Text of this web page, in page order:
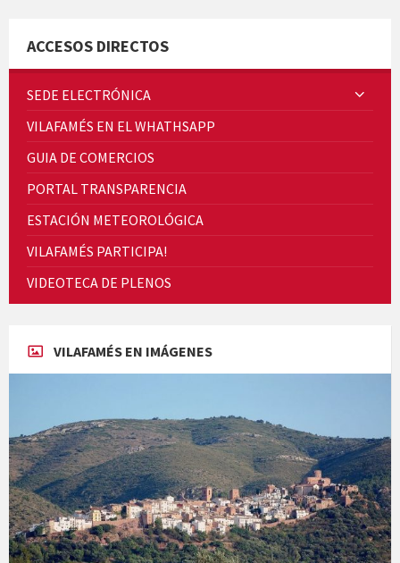
Quintà Culroja
Cicle de Cine i Dones rurals
Concerts al Museu
ACCESOS DIRECTOS
SEDE ELECTRÓNICA
VILAFAMÉS EN EL WHATHSAPP
GUIA DE COMERCIOS
PORTAL TRANSPARENCIA
ESTACIÓN METEOROLÓGICA
VILAFAMÉS PARTICIPA!
VIDEOTECA DE PLENOS
VILAFAMÉS EN IMÁGENES